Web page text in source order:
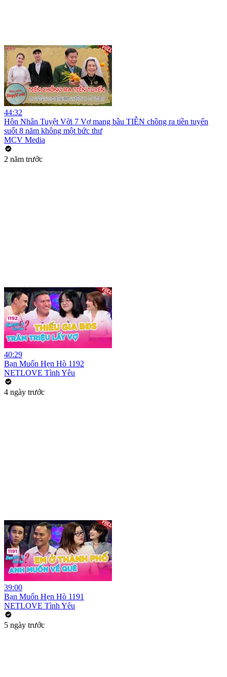
44:32
Hôn Nhân Tuyệt Vời 7 Vợ mang bầu TIỄN chồng ra tiền tuyến
suốt 8 năm không một bức thư
MCV Media
2 năm trước
40:29
Bạn Muốn Hẹn Hò 1192
NETLOVE Tình Yêu
4 ngày trước
39:00
Bạn Muốn Hẹn Hò 1191
NETLOVE Tình Yêu
5 ngày trước